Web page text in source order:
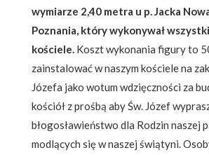
wymiarze 2,40 metra u p. Jacka
Poznania, który wykonywał
kościele. Koszt wykonania figury to
zainstalować w naszym kościele na
Józefa jako wotum wdzięczności za
kościół z prośbą aby Św. Józef
błogosławieństwo dla Rodzin naszej
modlących się w naszej świątyni.